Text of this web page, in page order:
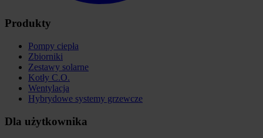
Produkty
Pompy ciepła
Zbiorniki
Zestawy solarne
Kotły C.O.
Wentylacja
Hybrydowe systemy grzewcze
Dla użytkownika